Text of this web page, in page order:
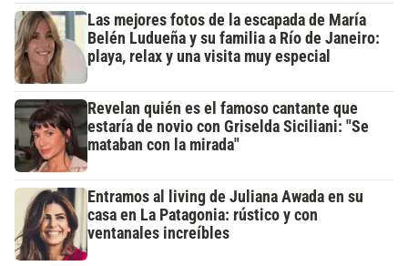
Las mejores fotos de la escapada de María
Belén Ludueña y su familia a Río de Janeiro:
playa, relax y una visita muy especial
Revelan quién es el famoso cantante que
estaría de novio con Griselda Siciliani: "Se
mataban con la mirada"
Entramos al living de Juliana Awada en su
casa en La Patagonia: rústico y con
ventanales increíbles